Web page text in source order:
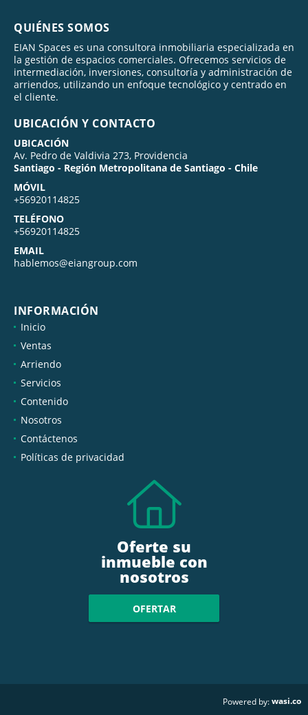
QUIÉNES SOMOS
EIAN Spaces es una consultora inmobiliaria especializada en
la gestión de espacios comerciales. Ofrecemos servicios de
intermediación, inversiones, consultoría y administración de
arriendos, utilizando un enfoque tecnológico y centrado en
el cliente.
UBICACIÓN Y CONTACTO
UBICACIÓN
Av. Pedro de Valdivia 273, Providencia
Santiago - Región Metropolitana de Santiago - Chile
MÓVIL
+56920114825
TELÉFONO
+56920114825
EMAIL
hablemos@eiangroup.com
INFORMACIÓN
Inicio
Ventas
Arriendo
Servicios
Contenido
Nosotros
Contáctenos
Políticas de privacidad
Oferte su
inmueble con
nosotros
OFERTAR
Powered by:wasi.co